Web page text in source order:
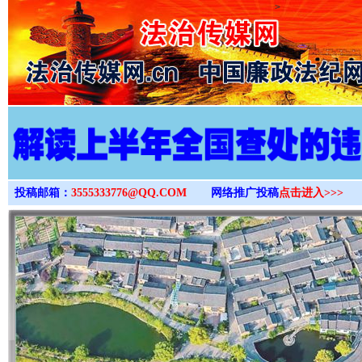
>
投稿邮箱： 3555333776@QQ.COM 网络推广投稿点击进入>>>